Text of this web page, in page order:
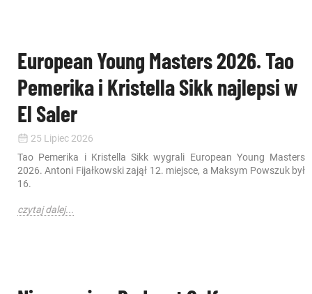
European Young Masters 2026. Tao
Pemerika i Kristella Sikk najlepsi w
El Saler
25 Lipiec 2026
Tao Pemerika i Kristella Sikk wygrali European Young Masters
2026. Antoni Fijałkowski zajął 12. miejsce, a Maksym Powszuk był
16.
czytaj dalej...